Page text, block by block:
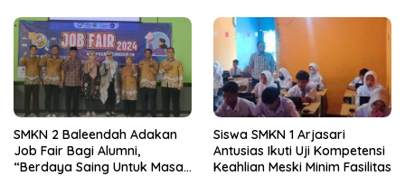
SMKN 2 Baleendah Adakan
Job Fair Bagi Alumni,
“Berdaya Saing Untuk Masa
Siswa SMKN 1 Arjasari
Antusias Ikuti Uji Kompetensi
Keahlian Meski Minim Fasilitas